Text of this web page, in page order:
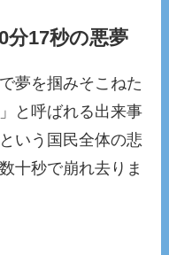
分17秒の悪夢
夢を掴みそこねた
と呼ばれる出来事
いう国民全体の悲
十秒で崩れ去りま